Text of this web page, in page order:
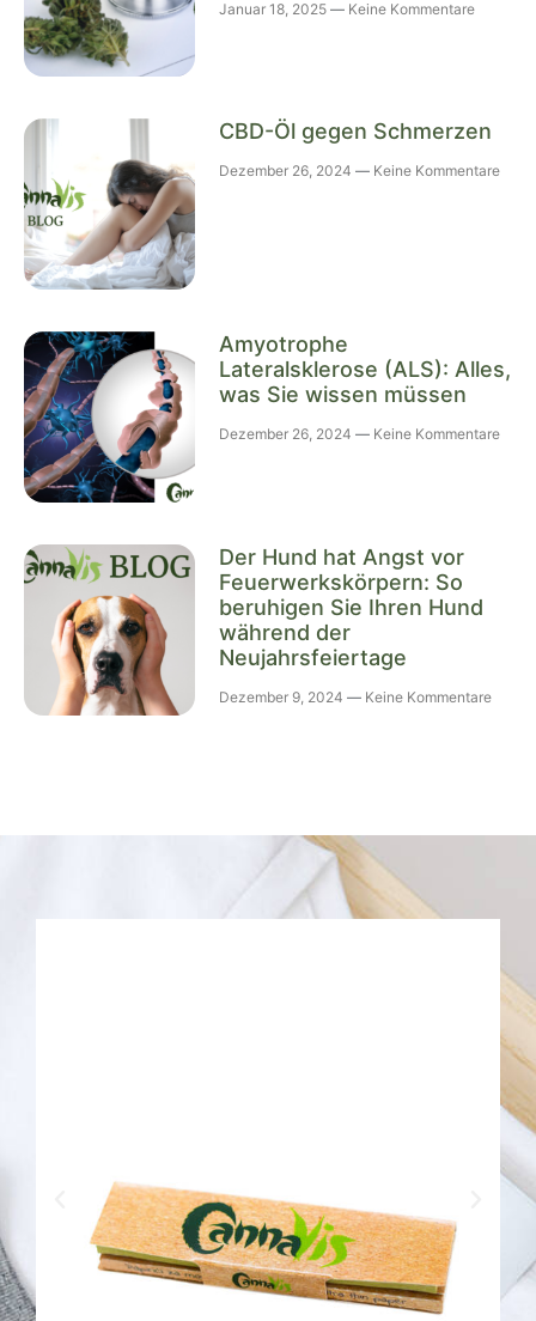
Januar 18, 2025 Keine Kommentare
CBD-Öl gegen Schmerzen
Dezember 26, 2024 Keine Kommentare
Amyotrophe
Lateralsklerose (ALS): Alles,
was Sie wissen müssen
Dezember 26, 2024 Keine Kommentare
Der Hund hat Angst vor
Feuerwerkskörpern: So
beruhigen Sie Ihren Hund
während der
Neujahrsfeiertage
Dezember 9, 2024 Keine Kommentare